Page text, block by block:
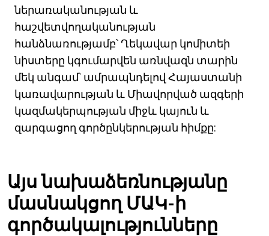
ներառականության և
հաշվետվողականության
հանձնառությամբ՝ Ղեկավար կոմիտեի
նիստերը կգումարվեն առնվազն տարին
մեկ անգամ՝ ամրապնդելով Հայաստանի
կառավարության և Միավորված ազգերի
կազմակերպության միջև կայուն և
զարգացող գործընկերության հիմքը:
Այս նախաձեռնությանը
մասնակցող ՄԱԿ-ի
գործակալությունները